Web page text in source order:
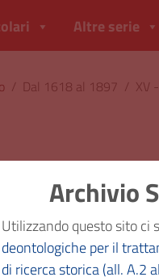
Archivio
Utilizzando questo sito ci
deontologiche per il
di ricerca storica (all. A.2
Altre serie
/ Dal 1618 al 1897 / XV
Classificazione